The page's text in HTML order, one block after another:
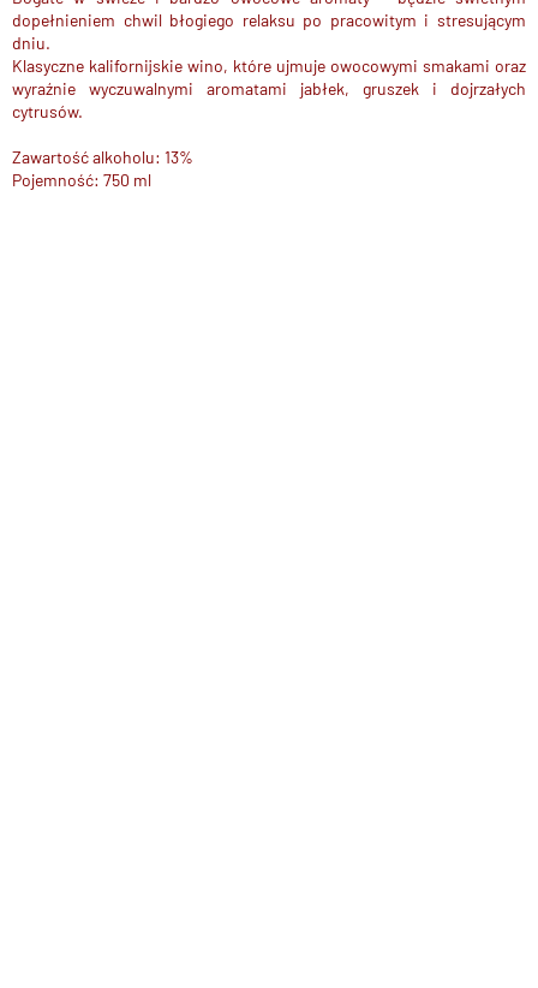
dopełnieniem chwil błogiego relaksu po pracowitym i stresującym
dniu.
Klasyczne kalifornijskie wino, które ujmuje owocowymi smakami oraz
wyraźnie wyczuwalnymi aromatami jabłek, gruszek i dojrzałych
cytrusów.
Zawartość alkoholu: 13%
Pojemność: 750 ml